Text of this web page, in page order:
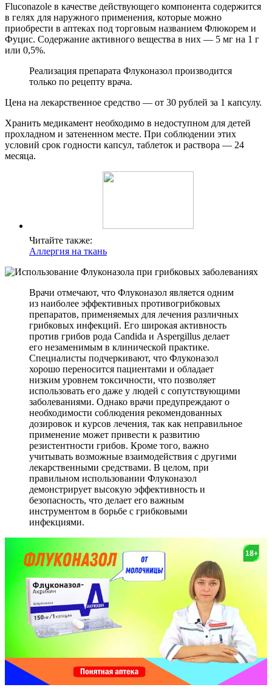
Fluconazole в качестве действующего компонента содержится
в гелях для наружного применения, которые можно
приобрести в аптеках под торговым названием Флюкорем и
Фуцис. Содержание активного вещества в них — 5 мг на 1 г
или 0,5%.
Реализация препарата Флуконазол производится
только по рецепту врача.
Цена на лекарственное средство — от 30 рублей за 1 капсулу.
Хранить медикамент необходимо в недоступном для детей
прохладном и затененном месте. При соблюдении этих
условий срок годности капсул, таблеток и раствора — 24
месяца.
Читайте также:
Аллергия на ткань
Врачи отмечают, что Флуконазол является одним
из наиболее эффективных противогрибковых
препаратов, применяемых для лечения различных
грибковых инфекций. Его широкая активность
против грибов рода Candida и Aspergillus делает
его незаменимым в клинической практике.
Специалисты подчеркивают, что Флуконазол
хорошо переносится пациентами и обладает
низким уровнем токсичности, что позволяет
использовать его даже у людей с сопутствующими
заболеваниями. Однако врачи предупреждают о
необходимости соблюдения рекомендованных
дозировок и курсов лечения, так как неправильное
применение может привести к развитию
резистентности грибов. Кроме того, важно
учитывать возможные взаимодействия с другими
лекарственными средствами. В целом, при
правильном использовании Флуконазол
демонстрирует высокую эффективность и
безопасность, что делает его важным
инструментом в борьбе с грибковыми
инфекциями.